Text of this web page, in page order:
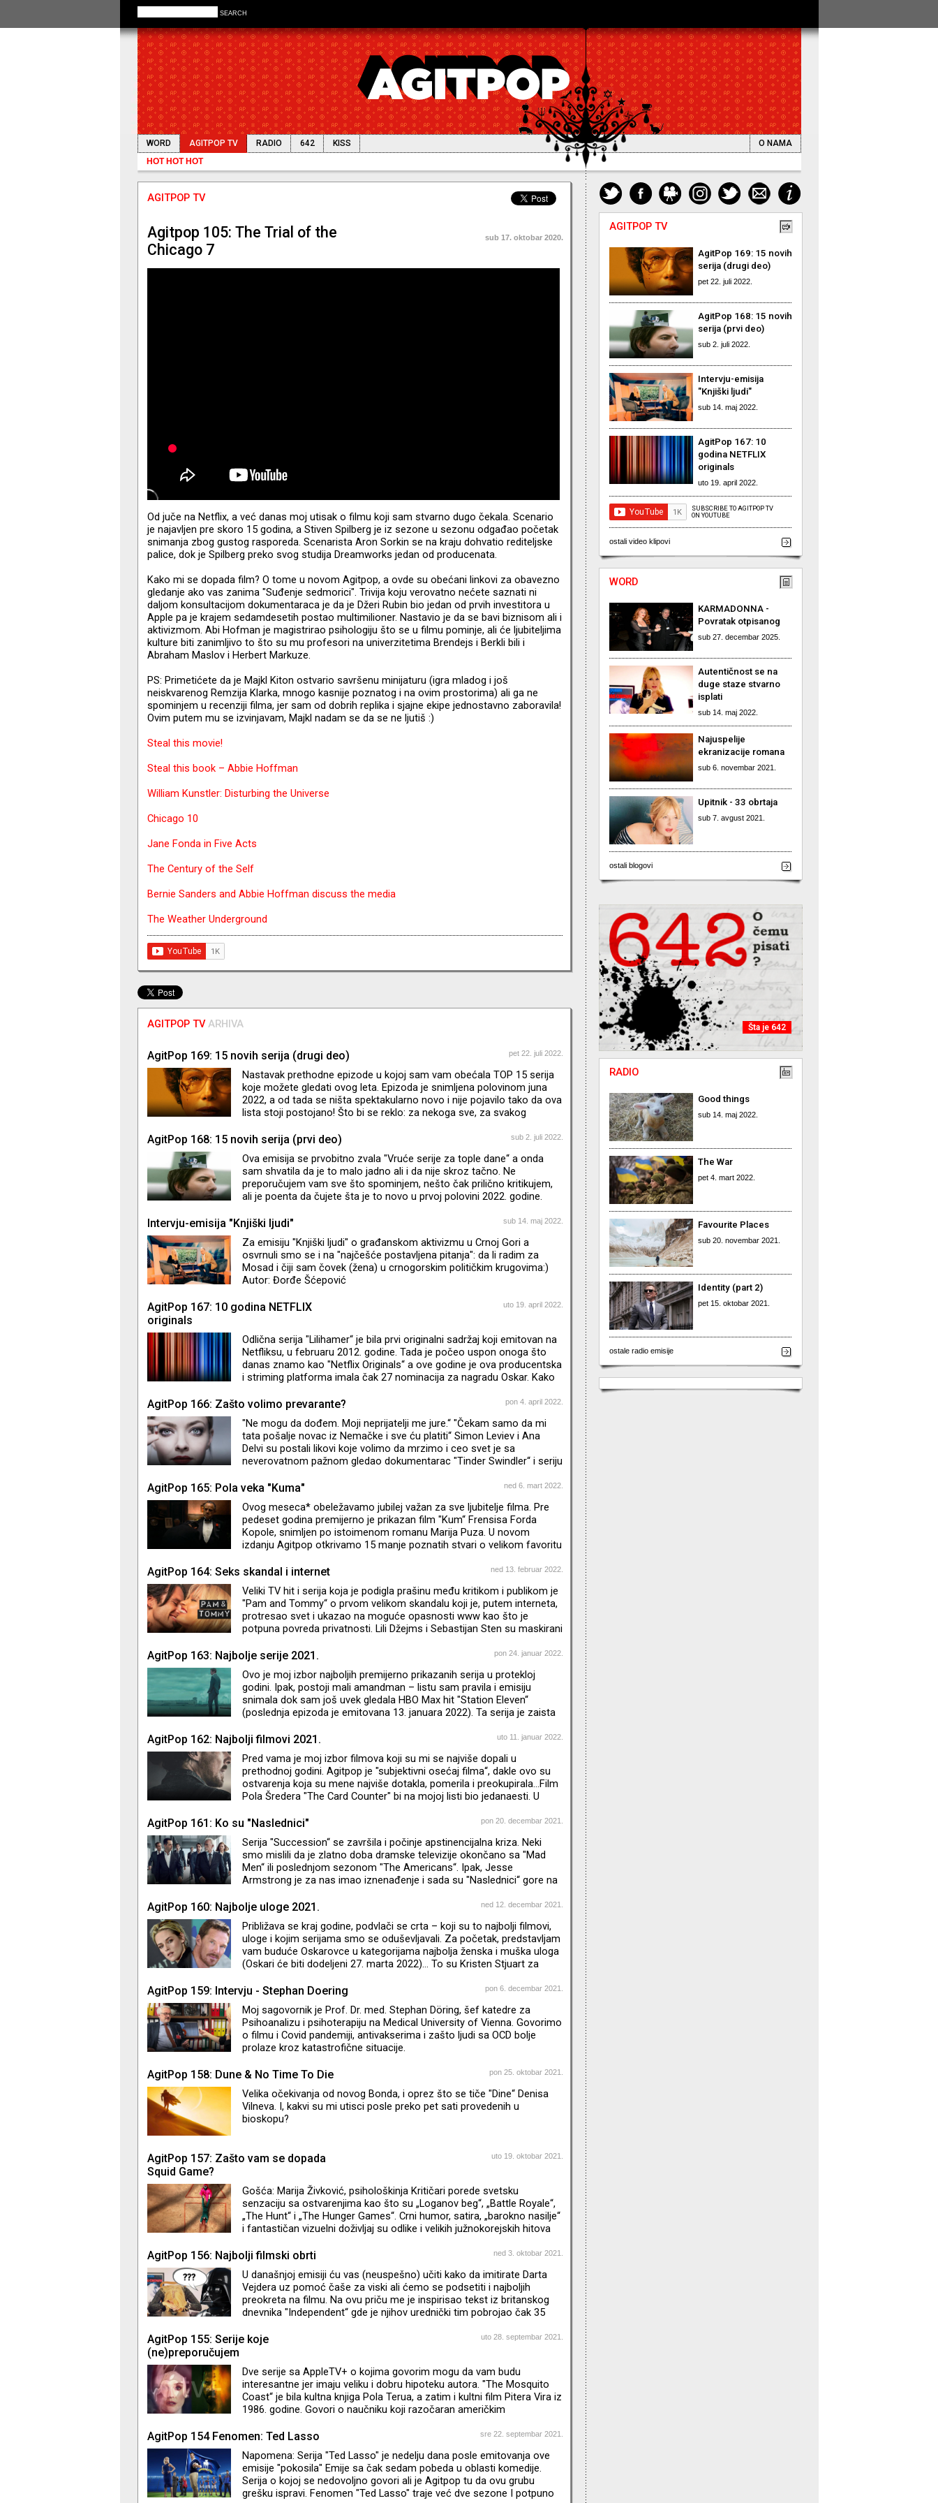
SEARCH
WORD AGITPOP TV RADIO 642 KISS
O NAMA
HOT HOT HOT
AGITPOP TV
Agitpop 105: The Trial of the
Chicago 7
sub 17. oktobar 2020.
Od juče na Netflix, a već danas moj utisak o filmu koji sam stvarno dugo čekala. Scenario
je najavljen pre skoro 15 godina, a Stiven Spilberg je iz sezone u sezonu odgađao početak
snimanja zbog gustog rasporeda. Scenarista Aron Sorkin se na kraju dohvatio rediteljske
palice, dok je Spilberg preko svog studija Dreamworks jedan od producenata.
Kako mi se dopada film? O tome u novom Agitpop, a ovde su obećani linkovi za obavezno
gledanje ako vas zanima "Suđenje sedmorici". Trivija koju verovatno nećete saznati ni
daljom konsultacijom dokumentaraca je da je Džeri Rubin bio jedan od prvih investitora u
Apple pa je krajem sedamdesetih postao multimilioner. Nastavio je da se bavi biznisom ali i
aktivizmom. Abi Hofman je magistrirao psihologiju što se u filmu pominje, ali će ljubiteljima
kulture biti zanimljivo to što su mu profesori na univerzitetima Brendejs i Berkli bili i
Abraham Maslov i Herbert Markuze.
PS: Primetićete da je Majkl Kiton ostvario savršenu minijaturu (igra mladog i još
neiskvarenog Remzija Klarka, mnogo kasnije poznatog i na ovim prostorima) ali ga ne
spominjem u recenziji filma, jer sam od dobrih replika i sjajne ekipe jednostavno zaboravila!
Ovim putem mu se izvinjavam, Majkl nadam se da se ne ljutiš :)
Steal this movie!
Steal this book – Abbie Hoffman
William Kunstler: Disturbing the Universe
Chicago 10
Jane Fonda in Five Acts
The Century of the Self
Bernie Sanders and Abbie Hoffman discuss the media
The Weather Underground
AGITPOP TVARHIVA
AgitPop 169: 15 novih serija (drugi deo) pet 22. juli 2022.
Nastavak prethodne epizode u kojoj sam vam obećala TOP 15 serija
koje možete gledati ovog leta. Epizoda je snimljena polovinom juna
2022, a od tada se ništa spektakularno novo i nije pojavilo tako da ova
lista stoji postojano! Što bi se reklo: za nekoga sve, za svakog
AgitPop 168: 15 novih serija (prvi deo) sub 2. juli 2022.
Ova emisija se prvobitno zvala "Vruće serije za tople dane“ a onda
sam shvatila da je to malo jadno ali i da nije skroz tačno. Ne
preporučujem vam sve što spominjem, nešto čak prilično kritikujem,
ali je poenta da čujete šta je to novo u prvoj polovini 2022. godine.
mi je provrio od novotarija na svim mogućim platformama, ali zbog
epizode. Ali hajde da ne kukam nego da krenemo – pritisnite play.
(Emisija
Intervju-emisija "Knjiški ljudi" sub 14. maj 2022.
Za emisiju "Knjiški ljudi" o građanskom aktivizmu u Crnoj Gori a
osvrnuli smo se i na "najčešće postavljena pitanja": da li radim za
Mosad i čiji sam čovek (žena) u crnogorskim političkim krugovima:)
Autor: Đorđe Šćepović
AgitPop 167: 10 godina NETFLIX
originals
uto 19. april 2022.
Odlična serija "Lilihamer“ je bila prvi originalni sadržaj koji emitovan na
Netfliksu, u februaru 2012. godine. Tada je počeo uspon onoga što
danas znamo kao "Netflix Originals“ a ove godine je ova producentska
i striming platforma imala čak 27 nominacija za nagradu Oskar. Kako
sezone serija u kratkoj ali bogatoj istoriji?
AgitPop 166: Zašto volimo prevarante? pon 4. april 2022.
"Ne mogu da dođem. Moji neprijatelji me jure.“ "Čekam samo da mi
tata pošalje novac iz Nemačke i sve ću platiti“ Simon Leviev i Ana
Delvi su postali likovi koje volimo da mrzimo i ceo svet je sa
neverovatnom pažnom gledao dokumentarac "Tinder Swindler“ i seriju
ljudi slični nama, koji su za sebe želeli nešto više i živeći izmišljeni
Adam i Rebecca Neumann kao i Elisabeth Holmes. Oni su krem sv
AgitPop 165: Pola veka "Kuma" ned 6. mart 2022.
Ovog meseca* obeležavamo jubilej važan za sve ljubitelje filma. Pre
pedeset godina premijerno je prikazan film "Kum“ Frensisa Forda
Kopole, snimljen po istoimenom romanu Marija Puza. U novom
izdanju Agitpop otkrivamo 15 manje poznatih stvari o velikom favoritu
AgitPop 164: Seks skandal i internet ned 13. februar 2022.
Veliki TV hit i serija koja je podigla prašinu među kritikom i publikom je
"Pam and Tommy“ o prvom velikom skandalu koji je, putem interneta,
protresao svet i ukazao na moguće opasnosti www kao što je
potpuna povreda privatnosti. Lili Džejms i Sebastijan Sten su maskirani
dokumentarac. Reditelj je Kreg Gilespi koga znamo po filmovima "I,
AgitPop 163: Najbolje serije 2021. pon 24. januar 2022.
Ovo je moj izbor najboljih premijerno prikazanih serija u protekloj
godini. Ipak, postoji mali amandman – listu sam pravila i emisiju
snimala dok sam još uvek gledala HBO Max hit "Station Eleven“
(poslednja epizoda je emitovana 13. januara 2022). Ta serija je zaista
na trećem mestu godišnje liste. Ovaj postapokaliptični emotivni
znaju kao reditelja "This is America“ Childish Gambino ali i po filmu "G
AgitPop 162: Najbolji filmovi 2021. uto 11. januar 2022.
Pred vama je moj izbor filmova koji su mi se najviše dopali u
prethodnoj godini. Agitpop je "subjektivni osećaj filma“, dakle ovo su
ostvarenja koja su mene najviše dotakla, pomerila i preokupirala…Film
Pola Šredera "The Card Counter" bi na mojoj listi bio jedanaesti. U
AgitPop 161: Ko su "Naslednici" pon 20. decembar 2021.
Serija "Succession“ se završila i počinje apstinencijalna kriza. Neki
smo mislili da je zlatno doba dramske televizije okončano sa "Mad
Men“ ili poslednjom sezonom "The Americans“. Ipak, Jesse
Armstrong je za nas imao iznenađenje i sada su "Naslednici“ gore na
ponovo čujemo dragi zvuk uvodne špice, malo vam skraćujem muke:
godine. Ko su Logan, Kendal, Šiv, Konor, Roman, Džeri, zet Tom i rođak
Greg? "It’s no
AgitPop 160: Najbolje uloge 2021. ned 12. decembar 2021.
Približava se kraj godine, podvlači se crta – koji su to najbolji filmovi,
uloge i kojim serijama smo se oduševljavali. Za početak, predstavljam
vam buduće Oskarovce u kategorijama najbolja ženska i muška uloga
(Oskari će biti dodeljeni 27. marta 2022)… To su Kristen Stjuart za
Burbanka u filmu "The Power of the Dog“. Zašto sam toliko ubeđena
AgitPop 159: Intervju - Stephan Doering pon 6. decembar 2021.
Moj sagovornik je Prof. Dr. med. Stephan Döring, šef katedre za
Psihoanalizu i psihoterapiju na Medical University of Vienna. Govorimo
o filmu i Covid pandemiji, antivakserima i zašto ljudi sa OCD bolje
prolaze kroz katastrofične situacije.
AgitPop 158: Dune & No Time To Die pon 25. oktobar 2021.
Velika očekivanja od novog Bonda, i oprez što se tiče "Dine“ Denisa
Vilneva. I, kakvi su mi utisci posle preko pet sati provedenih u
bioskopu?
AgitPop 157: Zašto vam se dopada
Squid Game?
uto 19. oktobar 2021.
Gošća: Marija Živković, psihološkinja Kritičari porede svetsku
senzaciju sa ostvarenjima kao što su „Loganov beg“, „Battle Royale“,
„The Hunt“ i „The Hunger Games“. Crni humor, satira, „barokno nasilje“
i fantastičan vizuelni doživljaj su odlike i velikih južnokorejskih hitova
analitičari se pitaju zašto je „Squid Game“ ovako odjeknuo baš sada –
otupelošću na smrt, odnosima Seula i Pjongjanga…Da li su broje
AgitPop 156: Najbolji filmski obrti ned 3. oktobar 2021.
U današnjoj emisiji ću vas (neuspešno) učiti kako da imitirate Darta
Vejdera uz pomoć čaše za viski ali ćemo se podsetiti i najboljih
preokreta na filmu. Na ovu priču me je inspirisao tekst iz britanskog
dnevnika "Independent“ gde je njihov urednički tim pobrojao čak 35
se i ne nalaze na spisku kolega iz Engleske
AgitPop 155: Serije koje
(ne)preporučujem
uto 28. septembar 2021.
Dve serije sa AppleTV+ o kojima govorim mogu da vam budu
interesantne jer imaju veliku i dobru hipoteku autora. "The Mosquito
Coast“ je bila kultna knjiga Pola Terua, a zatim i kultni film Pitera Vira iz
1986. godine. Govori o naučniku koji razočaran američkim
komaraca. Naravno, tamo se suočavaju sa novim i drugačijim
učestvovao u pisanju scenarija. Glavnu ulogu igra njegov bratanac –
Džastin Teru. "Lisey’s Stor
AgitPop 154 Fenomen: Ted Lasso sre 22. septembar 2021.
Napomena: Serija "Ted Lasso" je nedelju dana posle emitovanja ove
emisije "pokosila" Emije sa čak sedam pobeda u oblasti komedije.
Serija o kojoj se nedovoljno govori ali je Agitpop tu da ovu grubu
grešku ispravi. Fenomen "Ted Lasso" traje već dve sezone I potpuno
AGITPOP TV
AgitPop 169: 15 novih
serija (drugi deo)
pet 22. juli 2022.
AgitPop 168: 15 novih
serija (prvi deo)
sub 2. juli 2022.
Intervju-emisija
"Knjiški ljudi"
sub 14. maj 2022.
AgitPop 167: 10
godina NETFLIX
originals
uto 19. april 2022.
SUBSCRIBE TO AGITPOP TV
ON YOUTUBE
ostali video klipovi
WORD
KARMADONNA -
Povratak otpisanog
sub 27. decembar 2025.
Autentičnost se na
duge staze stvarno
isplati
sub 14. maj 2022.
Najuspelije
ekranizacije romana
sub 6. novembar 2021.
Upitnik - 33 obrtaja
sub 7. avgust 2021.
ostali blogovi
Šta je 642
RADIO
Good things
sub 14. maj 2022.
The War
pet 4. mart 2022.
Favourite Places
sub 20. novembar 2021.
Identity (part 2)
pet 15. oktobar 2021.
ostale radio emisije